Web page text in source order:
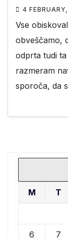
4
Vse
obveščamo,
odprta tudi
razmeram
sporoča, da
M T
6 7